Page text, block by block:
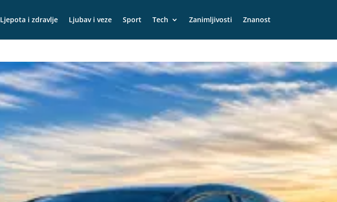
Ljepota i zdravlje Ljubav i veze Sport Tech Zanimljivosti Znanost